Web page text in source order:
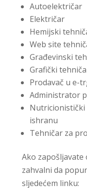
Autoelektričar
Električar
Hemijski
Web site
Građevinski
Grafički
Prodavač u e-
Administrator
Nutricionistički
ishranu
Tehničar za
Ako zapošljavate
zahvalni da
sljedećem linku: